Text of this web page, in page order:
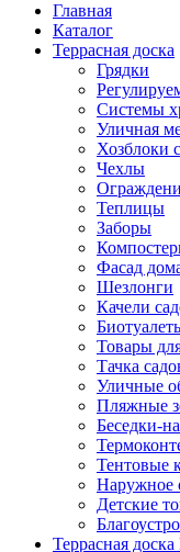
Главная
Каталог
Террасная доска
Грядки
Системы
Уличная
Хозблоки
Чехлы
Теплицы
Заборы
Фасад
Шезлонги
Качели
Товары
Тачка
Уличные
Пляжные
Беседки-
Тентовые
Наружное
Детские
Террасная